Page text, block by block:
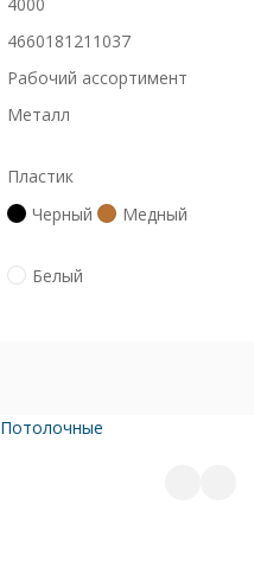
4660181211037
Рабочий ассортимент
Металл
Пластик
Черный
Медный
Белый
Потолочные